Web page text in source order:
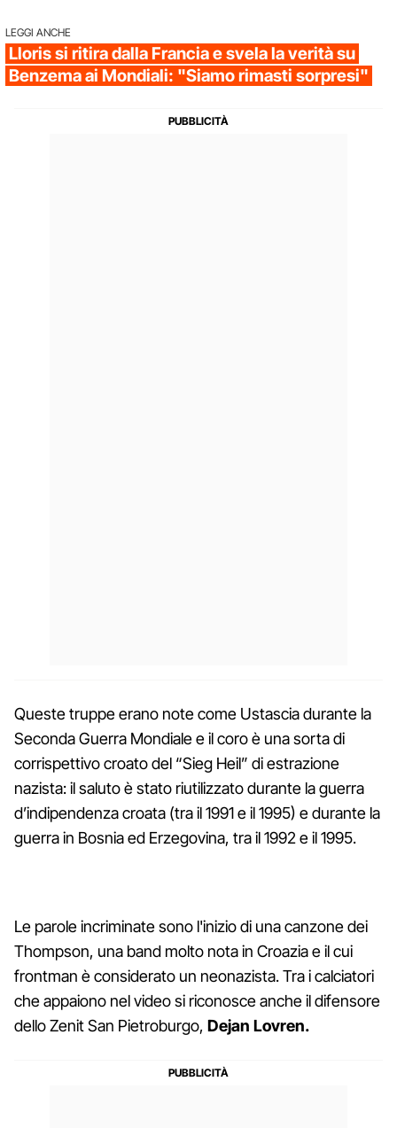
LEGGI ANCHE
Lloris si ritira dalla Francia e svela la verità su
Benzema ai Mondiali: "Siamo rimasti sorpresi"
Queste truppe erano note come Ustascia durante la
Seconda Guerra Mondiale e il coro è una sorta di
corrispettivo croato del “Sieg Heil” di estrazione
nazista: il saluto è stato riutilizzato durante la guerra
d’indipendenza croata (tra il 1991 e il 1995) e durante la
guerra in Bosnia ed Erzegovina, tra il 1992 e il 1995.
Le parole incriminate sono l'inizio di una canzone dei
Thompson, una band molto nota in Croazia e il cui
frontman è considerato un neonazista. Tra i calciatori
che appaiono nel video si riconosce anche il difensore
dello Zenit San Pietroburgo, Dejan Lovren.